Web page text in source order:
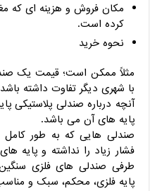
مکان فروش و هزینه ای که
کرده است.
نحوه خرید
مثلاً ممکن است؛ قیمت یک
با شهری دیگر تفاوت داشته
آنچه درباره صندلی پلاستیکی
پایه های آن می باشد.
صندلی هایی که به طور کامل
فشار زیاد را نداشته و پایه
طرفی صندلی های فلزی
پایه فلزی، محکم، سبک و